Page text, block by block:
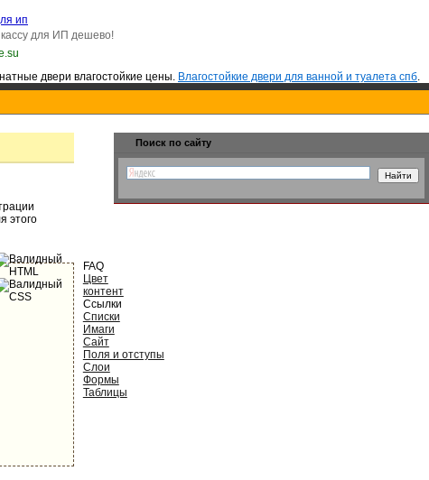
ип
кассу для ИП дешево!
двери влагостойкие цены. Влагостойкие двери для ванной и туалета спб
этого
Поиск по сайту
FAQ
Цвет
контент
Ссылки
Списки
Имаги
Сайт
Поля и отступы
Слои
Формы
Таблицы